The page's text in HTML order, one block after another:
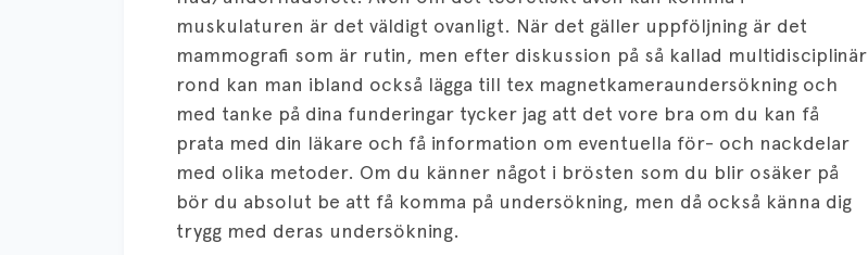
muskulaturen är det väldigt ovanligt. När det gäller uppföljning är det
mammografi som är rutin, men efter diskussion på så kallad multidisciplinär
rond kan man ibland också lägga till tex magnetkameraundersökning och
med tanke på dina funderingar tycker jag att det vore bra om du kan få
prata med din läkare och få information om eventuella för- och nackdelar
med olika metoder. Om du känner något i brösten som du blir osäker på
bör du absolut be att få komma på undersökning, men då också känna dig
trygg med deras undersökning.